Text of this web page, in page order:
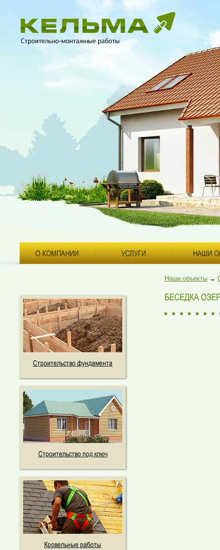
О КОМПАНИИ УСЛУГИ НАШИ
Строительство фундамента
Строительство под ключ
Кровельные работы
Наши объекты →
БЕСЕДКА